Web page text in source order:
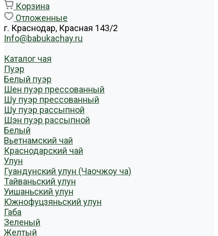
Корзина
Отложенные
г. Краснодар, Красная 143/2
Info@babukachay.ru
Каталог чая
Пуэр
Белый пуэр
Шен пуэр прессованный
Шу пуэр прессованный
Шу пуэр рассыпной
Шэн пуэр рассыпной
Белый
Вьетнамский чай
Краснодарский чай
Улун
Гуандунский улун (Чаочжоу ча)
Тайваньский улун
Уишаньский улун
Южнофуцзяньский улун
Габа
Зеленый
Желтый